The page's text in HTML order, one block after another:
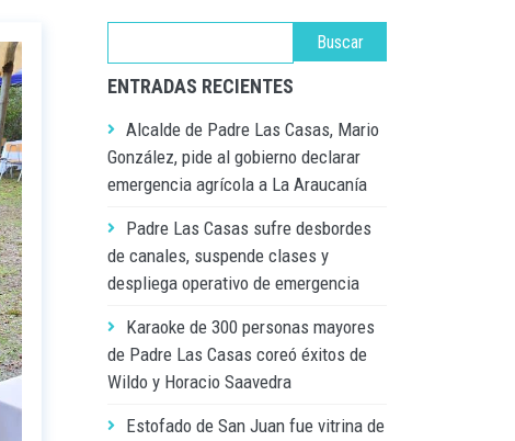
ENTRADAS RECIENTES
Alcalde de Padre Las Casas, Mario
González, pide al gobierno declarar
emergencia agrícola a La Araucanía
Padre Las Casas sufre desbordes
de canales, suspende clases y
despliega operativo de emergencia
Karaoke de 300 personas mayores
de Padre Las Casas coreó éxitos de
Wildo y Horacio Saavedra
Estofado de San Juan fue vitrina de